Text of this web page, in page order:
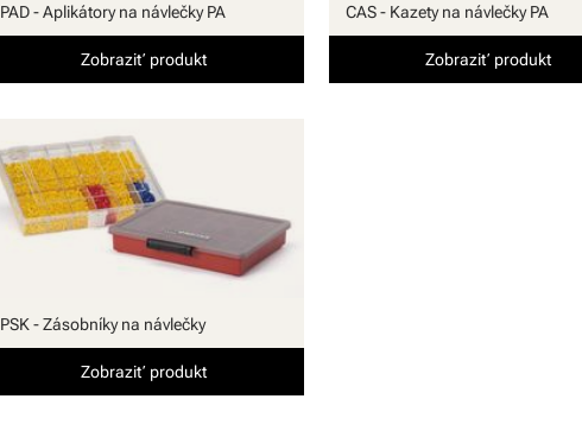
PAD - Aplikátory na návlečky PA
Zobraziť produkt
CAS - Kazety na návlečky PA
Zobraziť produkt
PSK - Zásobníky na návlečky
Zobraziť produkt